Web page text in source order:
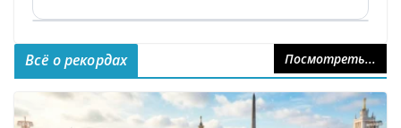
Всё о рекордах Посмотреть...